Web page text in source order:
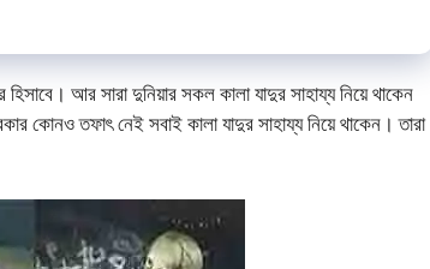
হিসাবে। আর সারা দুনিয়ার সকল কালা যাদুর সাহায্য নিয়ে থাকেন
কোনও তফাৎ নেই সবাই কালা যাদুর সাহায্য নিয়ে থাকেন। তারা